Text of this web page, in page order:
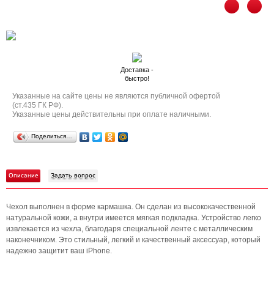
Доставка -
быстро!
Указанные на сайте цены не являются публичной офертой
(ст.435 ГК РФ).
Указанные цены действительны при оплате наличными.
Поделиться…
Описание Задать вопрос
Чехол выполнен в форме кармашка. Он сделан из высококачественной
натуральной кожи, а внутри имеется мягкая подкладка. Устройство легко
извлекается из чехла, благодаря специальной ленте с металлическим
наконечником. Это стильный, легкий и качественный аксессуар, который
надежно защитит ваш iPhone.